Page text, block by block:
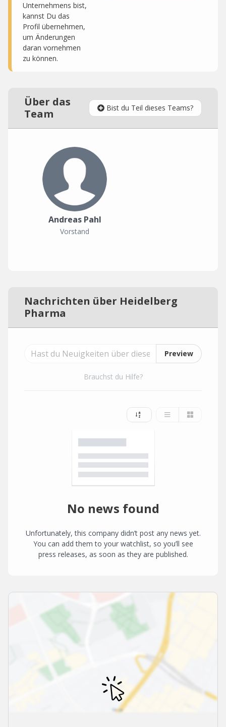
Unternehmens bist,
kannst Du das
Profil übernehmen,
um Änderungen
daran vornehmen
zu können.
Über das
Team
Bist du Teil dieses Teams?
Andreas Pahl
Vorstand
Nachrichten über Heidelberg
Pharma
Preview
Brauchst du Hilfe?
No news found
Unfortunately, this company didn’t post any news yet.
You can add them to your watchlist, so you’ll see
press releases, as soon as they are published.